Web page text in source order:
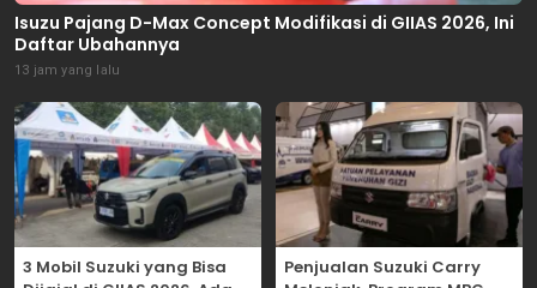
Isuzu Pajang D-Max Concept Modifikasi di GIIAS 2026, Ini
Daftar Ubahannya
13 jam yang lalu
3 Mobil Suzuki yang Bisa
Penjualan Suzuki Carry